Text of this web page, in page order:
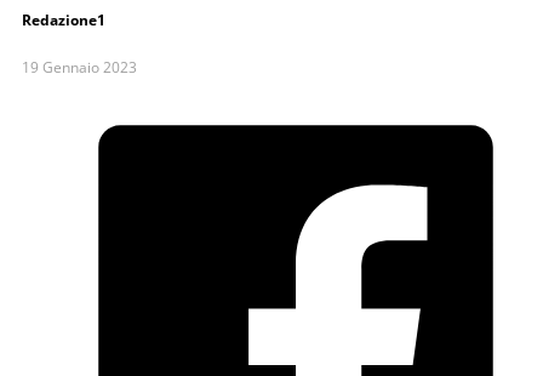
Redazione1
19 Gennaio 2023